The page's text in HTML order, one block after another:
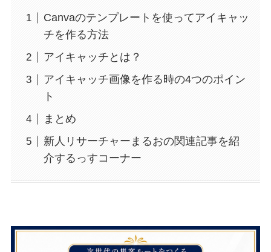
Canvaのテンプレートを使ってアイキャッ
チを作る方法
アイキャッチとは？
アイキャッチ画像を作る時の4つのポイン
ト
まとめ
新人リサーチャーまるおの関連記事を紹
介するっすコーナー